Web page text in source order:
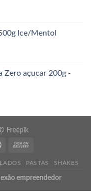
Ice/Mentol
Zero açucar 200g -
Freepik
PASTAS SHAKES
empreendedor